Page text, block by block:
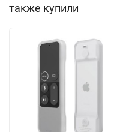
также купили